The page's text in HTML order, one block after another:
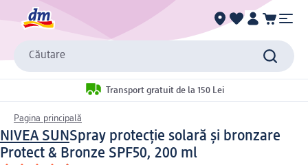
Căutare
Transport gratuit de la 150 Lei
Pagina principală
NIVEA SUNSpray protecție solară și bronzare
Protect & Bronze SPF50, 200 ml